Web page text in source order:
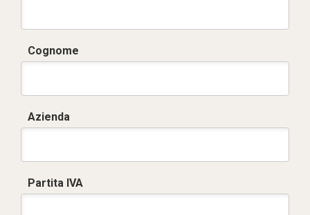
Cognome
Azienda
Partita IVA